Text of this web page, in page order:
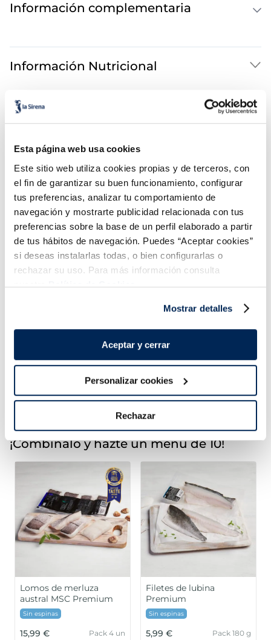
Esta página web usa cookies
Este sitio web utiliza cookies propias y de terceros, con
el fin de garantizar su buen funcionamiento, configurar
tus preferencias, analizar tu comportamiento de
navegación y mostrarte publicidad relacionada con tus
preferencias sobre la base de un perfil elaborado a partir
de tus hábitos de navegación. Puedes “Aceptar cookies”
si deseas instalarlas todas, o bien configurarlas o
rechazar su uso. Para más información consulta
nuestraPolítica de Cookies.
Mostrar detalles
Aceptar y cerrar
Personalizar cookies
Rechazar
Información complementaria
Información Nutricional
También te puede interesar...
Bombón Magnum
Double Gold Billionaire
Añadir
Bombón Magnum Frac
Collection
Sin gluten
4,99 €
COMBINABLE
Caja 3u 270ml
Añadir
¡Combínalo y hazte un menú de 10!
Lomos de merluza
austral MSC Premium
Sin espinas
15,99 € Pack 4 un
Filetes de lubina
Premium
Sin espinas
5,99 € Pack 180 g